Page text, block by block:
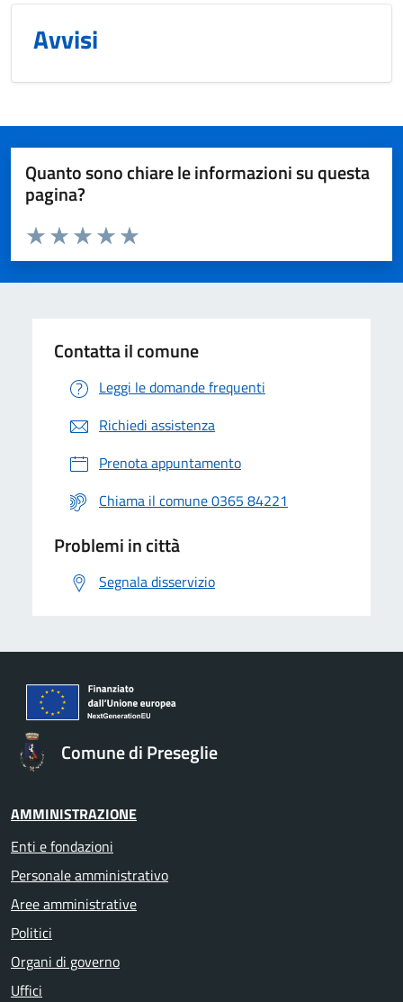
Avvisi
Quanto sono chiare le informazioni su questa
pagina?
Valuta da 1 a 5 stelle la pagina
Valuta 5 stelle su 5
Valuta 4 stelle su 5
Valuta 3 stelle su 5
Valuta 2 stelle su 5
Valuta 1 stelle su 5
Contatta il comune
Leggi le domande frequenti
Richiedi assistenza
Prenota appuntamento
Chiama il comune 0365 84221
Problemi in città
Segnala disservizio
Comune di Preseglie
AMMINISTRAZIONE
Enti e fondazioni
Personale amministrativo
Aree amministrative
Politici
Organi di governo
Uffici